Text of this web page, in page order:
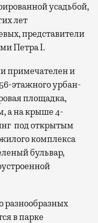
усадьбой,
лет
представители
Петра I.
примечателен и
этажного урбан-
площадка,
а на крыше 4-
под открытым
комплекса
бульвар,
разнообразных
в парке